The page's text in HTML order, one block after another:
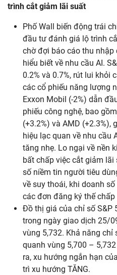
trình cắt giảm lãi suất
Phố Wall biến động trái
đầu tư đánh giá lộ trình
chờ đợi báo cáo thu
hiểu biết về nhu cầu AI.
0.2% và 0.7%, rút lui khỏi
các cổ phiếu năng lượng
Exxon Mobil (-2%) dẫn
phiếu công nghệ, bao
(+3.2%) và AMD
hiệu lạc quan về nhu cầu
tăng nhẹ. Lo ngại về nền
bất chấp việc cắt giảm
số niềm tin người tiêu
về suy thoái, khi doanh
các đơn đăng ký thế chấp
Đồ thị giá của chỉ số S&P
trong ngày giao dịch 25/
vùng 5,732. Khả năng chỉ
quanh vùng 5,700 –
ra, xu hướng ngắn hạn
trì xu hướng TĂNG.